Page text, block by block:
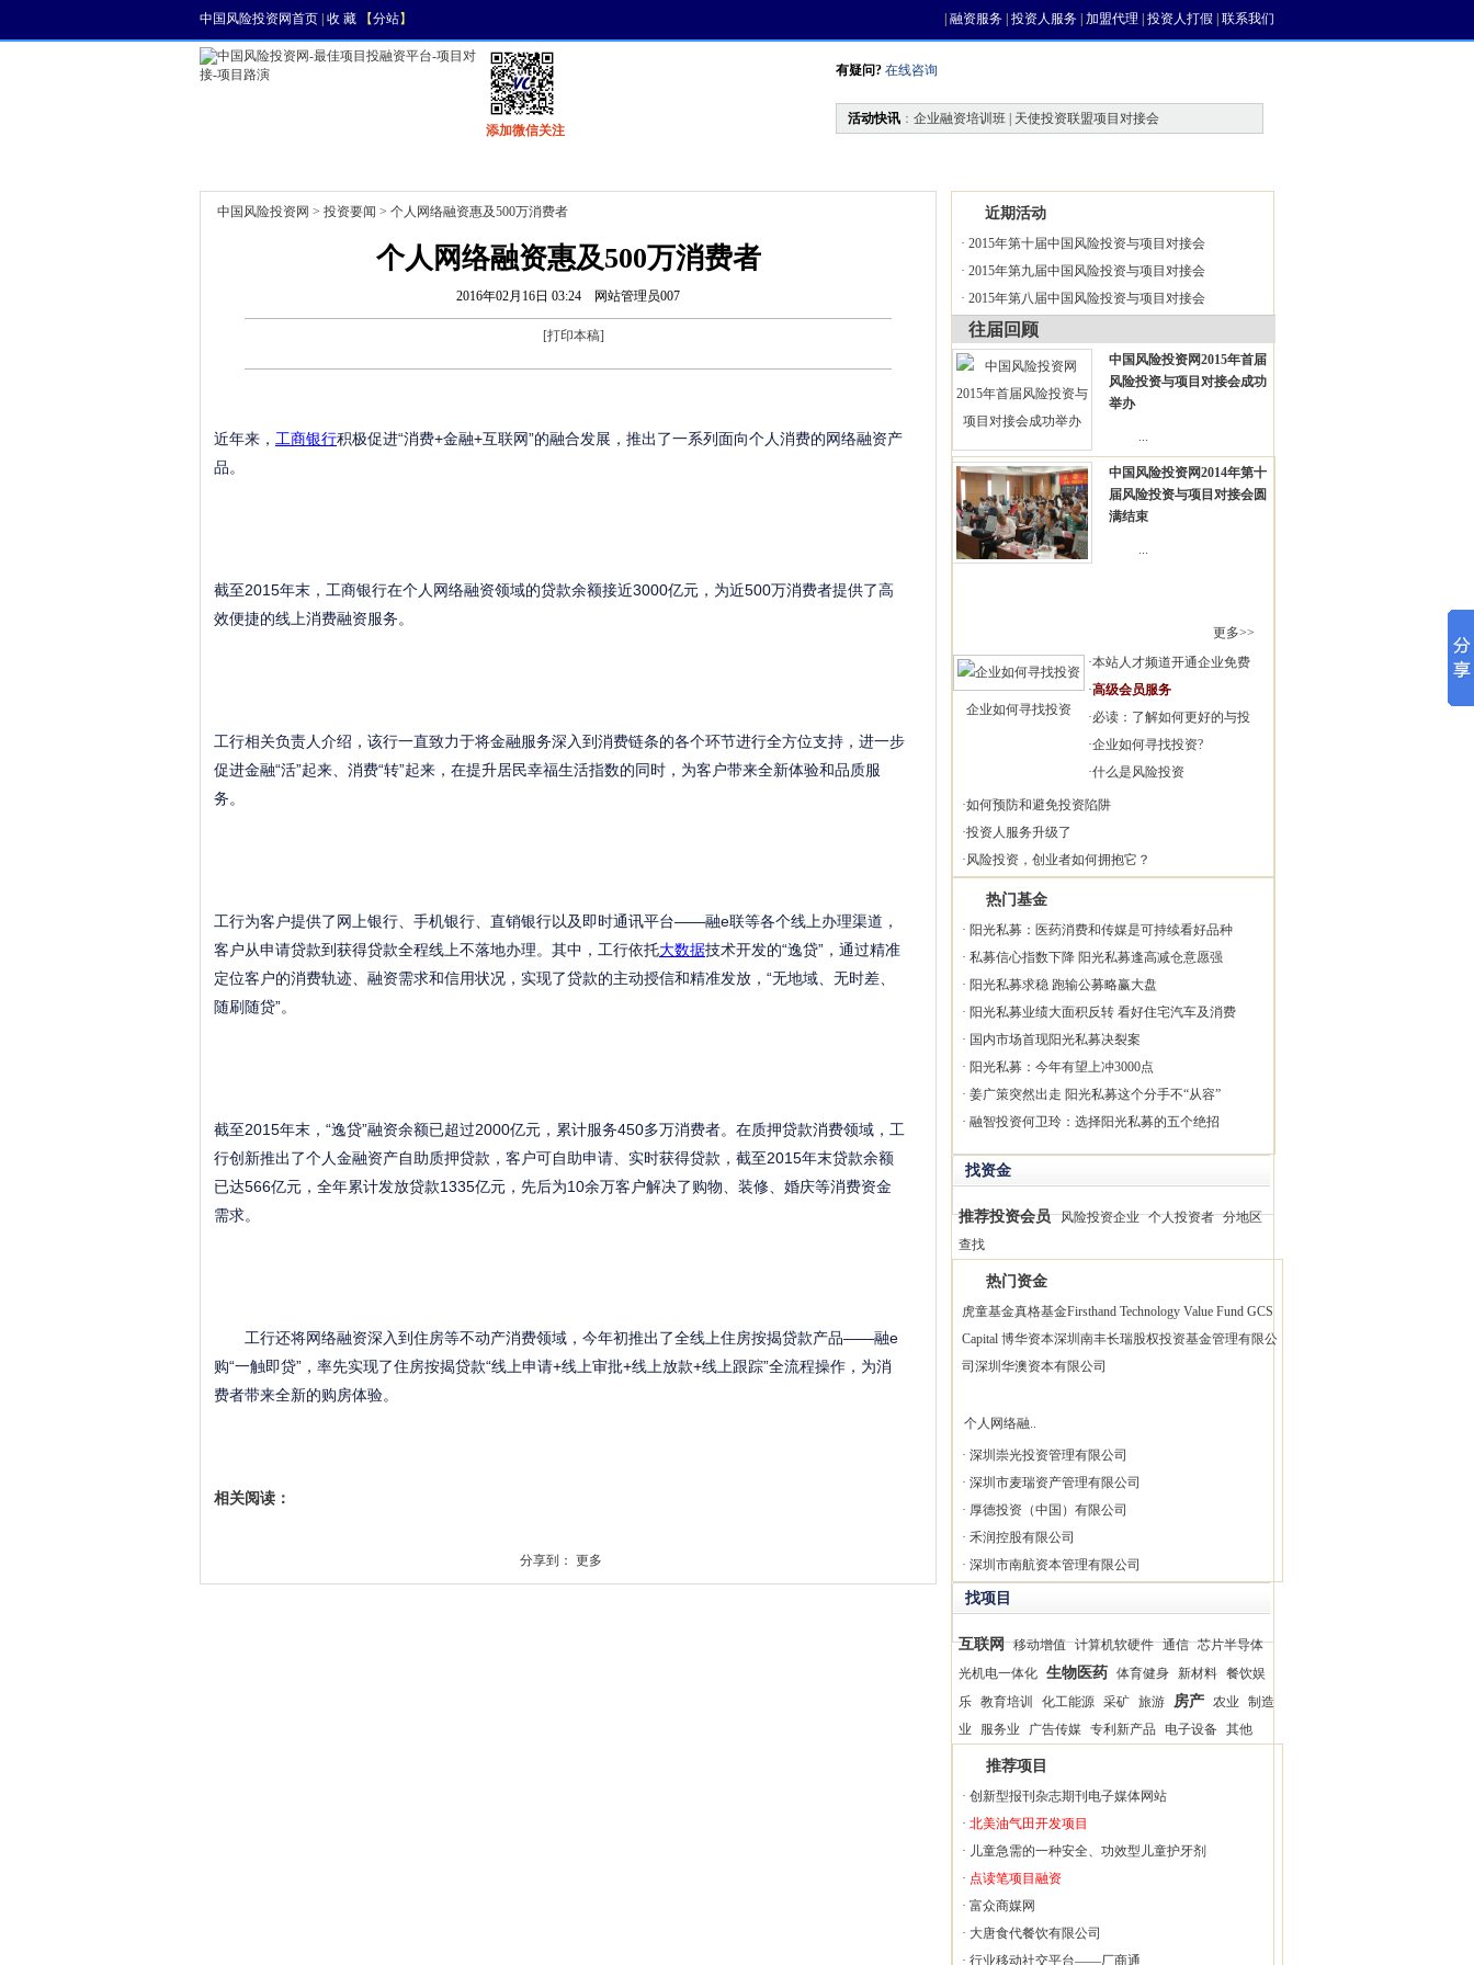
中国风险投资网首页 收 藏 【分站】 融资服务 投资人服务 加盟代理 投资人打假 联系我们
添加微信关注
有疑问? 在线咨询
活动快讯 ： 企业融资培训班 | 天使投资联盟项目对接会
中国风险投资网 > 投资要闻 > 个人网络融资惠及500万消费者
个人网络融资惠及500万消费者
2016年02月16日 03:24 网站管理员007
[打印本稿]
近年来， 工商银行积极促进“消费+金融+互联网”的融合发展，推出了一系列面向个人消费的网络融资产
品。
截至2015年末，工商银行在个人网络融资领域的贷款余额接近3000亿元，为近500万消费者提供了高
效便捷的线上消费融资服务。
工行相关负责人介绍，该行一直致力于将金融服务深入到消费链条的各个环节进行全方位支持，进一步
促进金融“活”起来、消费“转”起来，在提升居民幸福生活指数的同时，为客户带来全新体验和品质服
务。
工行为客户提供了网上银行、手机银行、直销银行以及即时通讯平台——融e联等各个线上办理渠道，
客户从申请贷款到获得贷款全程线上不落地办理。其中，工行依托大数据技术开发的“逸贷”，通过精准
定位客户的消费轨迹、融资需求和信用状况，实现了贷款的主动授信和精准发放，“无地域、无时差、
随刷随贷”。
截至2015年末，“逸贷”融资余额已超过2000亿元，累计服务450多万消费者。在质押贷款消费领域，工
行创新推出了个人金融资产自助质押贷款，客户可自助申请、实时获得贷款，截至2015年末贷款余额
已达566亿元，全年累计发放贷款1335亿元，先后为10余万客户解决了购物、装修、婚庆等消费资金
需求。
工行还将网络融资深入到住房等不动产消费领域，今年初推出了全线上住房按揭贷款产品——融e
购“一触即贷”，率先实现了住房按揭贷款“线上申请+线上审批+线上放款+线上跟踪”全流程操作，为消
费者带来全新的购房体验。
相关阅读：
分享到： 更多
近期活动
· 2015年第十届中国风险投资与项目对接会
· 2015年第九届中国风险投资与项目对接会
· 2015年第八届中国风险投资与项目对接会
往届回顾
中国风险投资网2015年首届
风险投资与项目对接会成功
举办
...
中国风险投资网2014年第十
届风险投资与项目对接会圆
满结束
...
更多>>
企业如何寻找投资
·本站人才频道开通企业免费
·高级会员服务
·必读：了解如何更好的与投
·企业如何寻找投资?
·什么是风险投资
·如何预防和避免投资陷阱
·投资人服务升级了
·风险投资，创业者如何拥抱它？
热门基金
· 阳光私募：医药消费和传媒是可持续看好品种
· 私募信心指数下降 阳光私募逢高减仓意愿强
· 阳光私募求稳 跑输公募略赢大盘
· 阳光私募业绩大面积反转 看好住宅汽车及消费
· 国内市场首现阳光私募决裂案
· 阳光私募：今年有望上冲3000点
· 姜广策突然出走 阳光私募这个分手不“从容”
· 融智投资何卫玲：选择阳光私募的五个绝招
找资金
推荐投资会员 风险投资企业 个人投资者 分地区
查找
热门资金
虎童基金真格基金Firsthand Technology Value Fund GCS
Capital 博华资本深圳南丰长瑞股权投资基金管理有限公
司 深圳华澳资本有限公司
个人网络融..
· 深圳崇光投资管理有限公司
· 深圳市麦瑞资产管理有限公司
· 厚德投资（中国）有限公司
· 禾润控股有限公司
· 深圳市南航资本管理有限公司
找项目
互联网 移动增值 计算机软硬件 通信 芯片半导体
光机电一体化 生物医药 体育健身 新材料 餐饮娱
乐 教育培训 化工能源 采矿 旅游 房产 农业
制造
业
服务业 广告传媒 专利新产品 电子设备 其他
推荐项目
· 创新型报刊杂志期刊电子媒体网站
· 北美油气田开发项目
· 儿童急需的一种安全、功效型儿童护牙剂
· 点读笔项目融资
· 富众商媒网
· 大唐食代餐饮有限公司
· 行业移动社交平台——厂商通